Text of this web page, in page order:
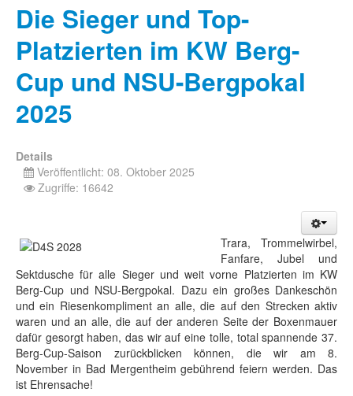
Die Sieger und Top-
Platzierten im KW Berg-
Cup und NSU-Bergpokal
2025
Details
Veröffentlicht: 08. Oktober 2025
Zugriffe: 16642
Trara, Trommelwirbel,
Fanfare, Jubel und
Sektdusche für alle Sieger und weit vorne Platzierten im KW
Berg-Cup und NSU-Bergpokal. Dazu ein großes Dankeschön
und ein Riesenkompliment an alle, die auf den Strecken aktiv
waren und an alle, die auf der anderen Seite der Boxenmauer
dafür gesorgt haben, das wir auf eine tolle, total spannende 37.
Berg-Cup-Saison zurückblicken können, die wir am 8.
November in Bad Mergentheim gebührend feiern werden. Das
ist Ehrensache!